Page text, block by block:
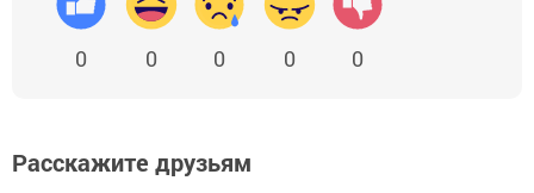
0 0 0 0 0
Расскажите друзьям